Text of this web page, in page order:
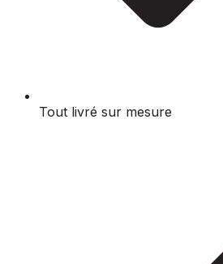
Tout livré sur mesure